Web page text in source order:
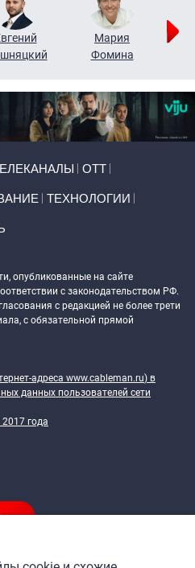
Мария
Фомина
ОТТ
ТЕХНОЛОГИИ
опубликованные на сайте
с законодательством РФ.
с редакцией не более трети
с обязательной прямой
адреса www.cableman.ru) в
данных пользователей сети
года